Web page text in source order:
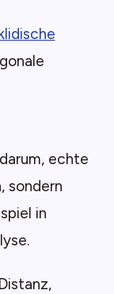
echte
sondern
in